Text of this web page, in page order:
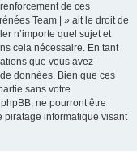
de ces
Team | » ait le droit de
n’importe quel sujet et
cela nécessaire. En tant
que vous avez
données. Bien que ces
sans votre
ne pourront être
piratage informatique visant